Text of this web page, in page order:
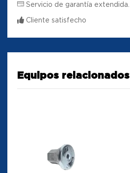
Servicio de garantía extendida.
Cliente satisfecho
Equipos relacionados